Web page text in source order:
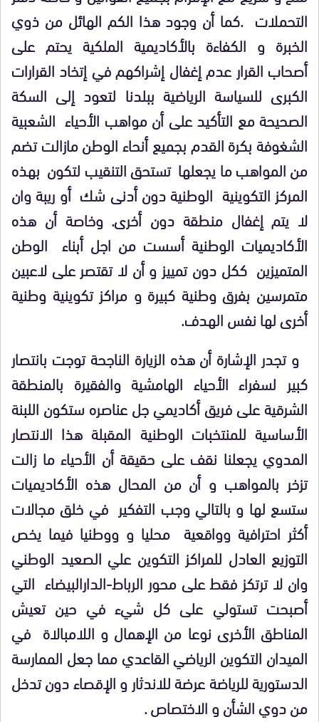
التحملات .كما أن وجود هذا الكم الهائل من ذوي
الخبرة و الكفاءة بالأكاديمية الملكية يحتم على
أصحاب القرار عدم إغفال إشراكهم في إتخاد القرارات
الكبرى للسياسة الرياضية ببلدنا لتعود إلى السكة
الصحيحة مع التأكيد على أن مواهب الأحياء الشعبية
الشغوفة بكرة القدم بجميع أنحاء الوطن مازالت تضم
من المواهب ما يجعلها تستحق التنقيب لتكون بهذه
المركز التكوينية الوطنية دون أدنى شك أو ريبة وان
لا يتم إغفال منطقة دون أخرى. وخاصة أن هذه
الأكاديميات الوطنية أسست من اجل أبناء الوطن
المتميزين ككل دون تمييز و أن لا تقتصر على لاعبين
متمرسين بفرق وطنية كبيرة و مراكز تكوينية وطنية
أخرى لها نفس الهدف.
و تجدر الإشارة أن هذه الزيارة الناجحة توجت بانتصار
كبير لسفراء الأحياء الهامشية والفقيرة بالمنطقة
الشرقية على فريق أكاديمي جل عناصره ستكون اللبنة
الأساسية للمنتخبات الوطنية المقبلة هذا الانتصار
المدوي يجعلنا نقف على حقيقة أن الأحياء ما زالت
تزخر بالمواهب و أن من المحال هذه الأكاديميات
ستسع لها و بالتالي وجب التفكير في خلق مجالات
أكثر احترافية وواقعية محليا و ووطنيا فيما يخص
التوزيع العادل للمراكز التكوين علي الصعيد الوطني
وان لا ترتكز فقط على محور الرباط-الدارالبيضاء التي
أصبحت تستولي على كل شيء في حين تعيش
المناطق الأخرى نوعا من الإهمال و اللامبالاة في
الميدان التكوين الرياضي القاعدي مما جعل الممارسة
الدستورية للرياضة عرضة للاندثار و الإقصاء دون تدخل
من دوي الشأن و الاختصاص .